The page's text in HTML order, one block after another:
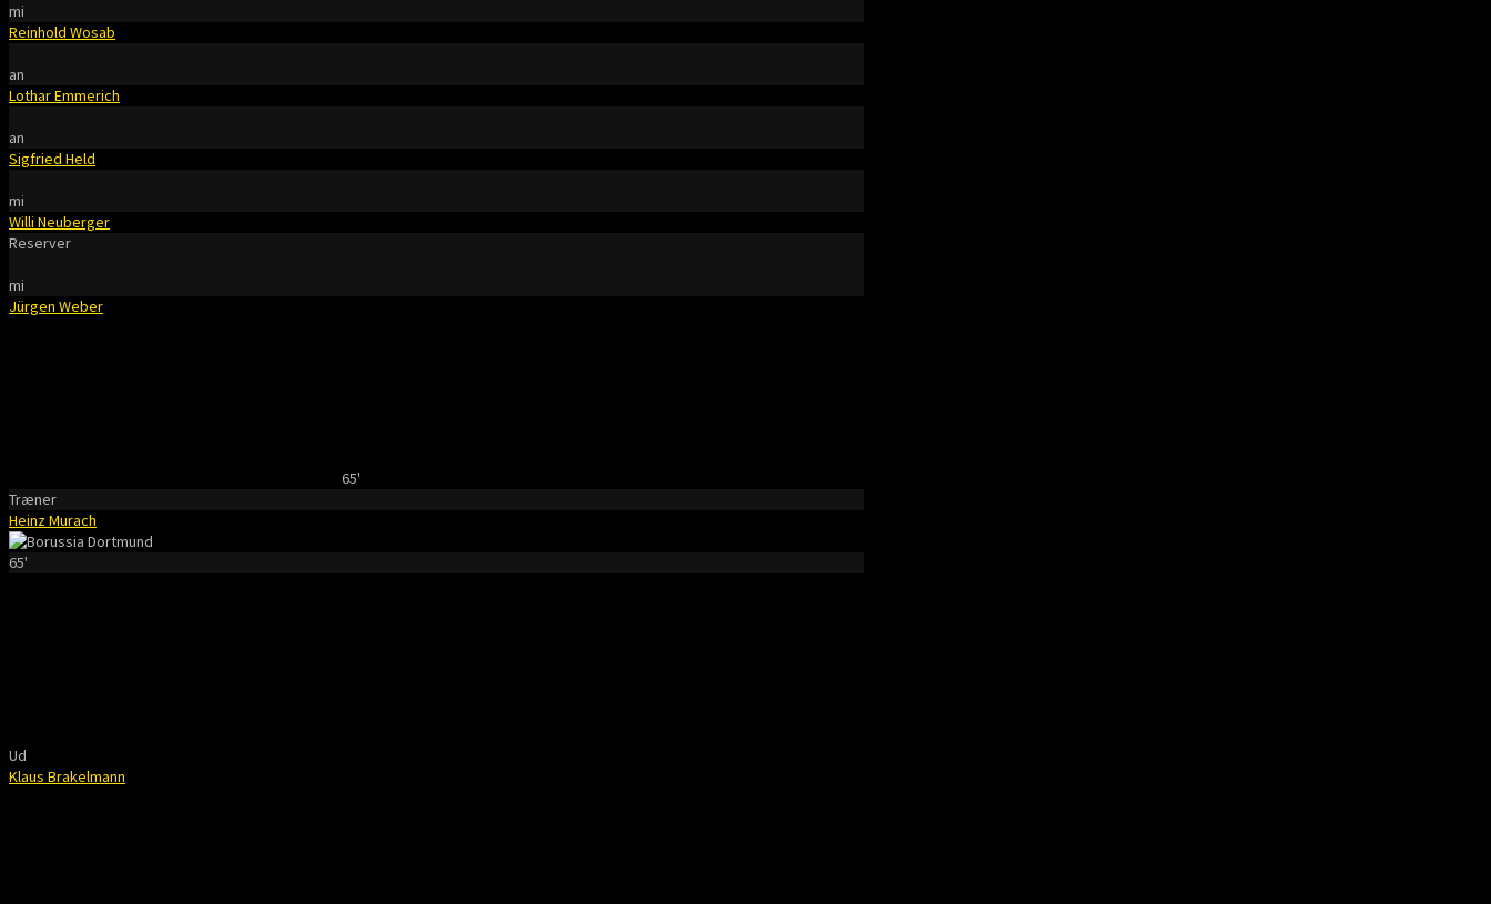
mi
Reinhold Wosab
an
Lothar Emmerich
an
Sigfried Held
mi
Willi Neuberger
Reserver
mi
Jürgen Weber
65'
Træner
Heinz Murach
65'
Ud
Klaus Brakelmann